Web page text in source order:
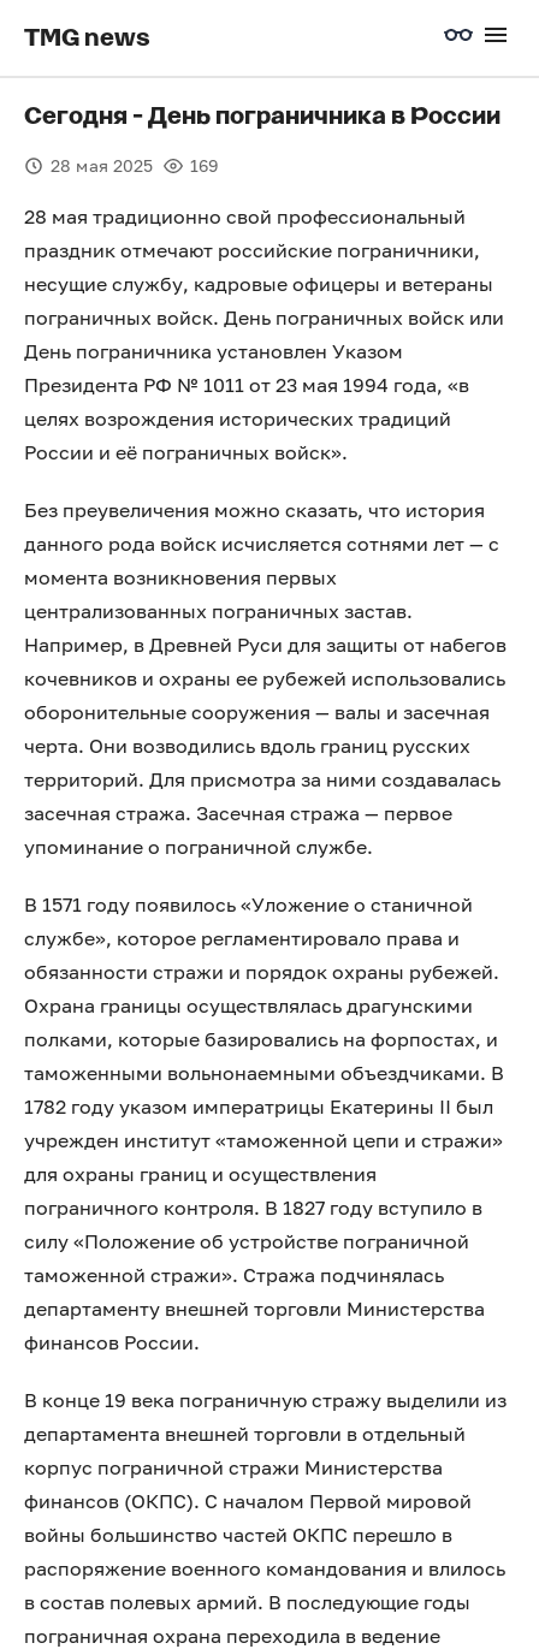
TMG news
Сегодня - День пограничника в России
28 мая 2025 169
28 мая традиционно свой профессиональный
праздник отмечают российские пограничники,
несущие службу, кадровые офицеры и ветераны
пограничных войск. День пограничных войск или
День пограничника установлен Указом
Президента РФ № 1011 от 23 мая 1994 года, «в
целях возрождения исторических традиций
России и её пограничных войск».
Без преувеличения можно сказать, что история
данного рода войск исчисляется сотнями лет — с
момента возникновения первых
централизованных пограничных застав.
Например, в Древней Руси для защиты от набегов
кочевников и охраны ее рубежей использовались
оборонительные сооружения — валы и засечная
черта. Они возводились вдоль границ русских
территорий. Для присмотра за ними создавалась
засечная стража. Засечная стража — первое
упоминание о пограничной службе.
В 1571 году появилось «Уложение о станичной
службе», которое регламентировало права и
обязанности стражи и порядок охраны рубежей.
Охрана границы осуществлялась драгунскими
полками, которые базировались на форпостах, и
таможенными вольнонаемными объездчиками. В
1782 году указом императрицы Екатерины II был
учрежден институт «таможенной цепи и стражи»
для охраны границ и осуществления
пограничного контроля. В 1827 году вступило в
силу «Положение об устройстве пограничной
таможенной стражи». Стража подчинялась
департаменту внешней торговли Министерства
финансов России.
В конце 19 века пограничную стражу выделили из
департамента внешней торговли в отдельный
корпус пограничной стражи Министерства
финансов (ОКПС). С началом Первой мировой
войны большинство частей ОКПС перешло в
распоряжение военного командования и влилось
в состав полевых армий. В последующие годы
пограничная охрана переходила в ведение